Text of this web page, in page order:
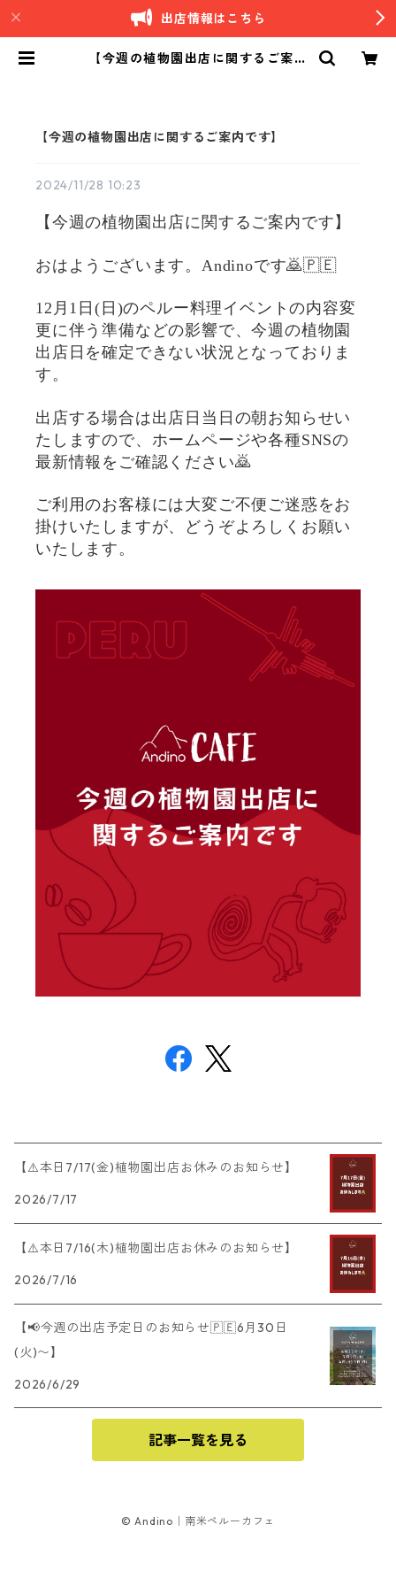
出店情報はこちら
【今週の植物園出店に関するご案内
【今週の植物園出店に関するご案内です】
2024/11/28 10:23
【今週の植物園出店に関するご案内です】
おはようございます。Andinoです🙇🇵🇪
12月1日(日)のペルー料理イベントの内容変
更に伴う準備などの影響で、今週の植物園
出店日を確定できない状況となっておりま
す。
出店する場合は出店日当日の朝お知らせい
たしますので、ホームページや各種SNSの
最新情報をご確認ください🙇
ご利用のお客様には大変ご不便ご迷惑をお
掛けいたしますが、どうぞよろしくお願い
いたします。
【⚠️本日7/17(金)植物園出店お休みのお知らせ】
2026/7/17
【⚠️本日7/16(木)植物園出店お休みのお知らせ】
2026/7/16
【📢今週の出店予定日のお知らせ🇵🇪6月30日
(火)〜】
2026/6/29
記事一覧を見る
© Andino｜南米ペルーカフェ